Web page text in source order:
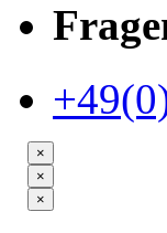
×
×
×